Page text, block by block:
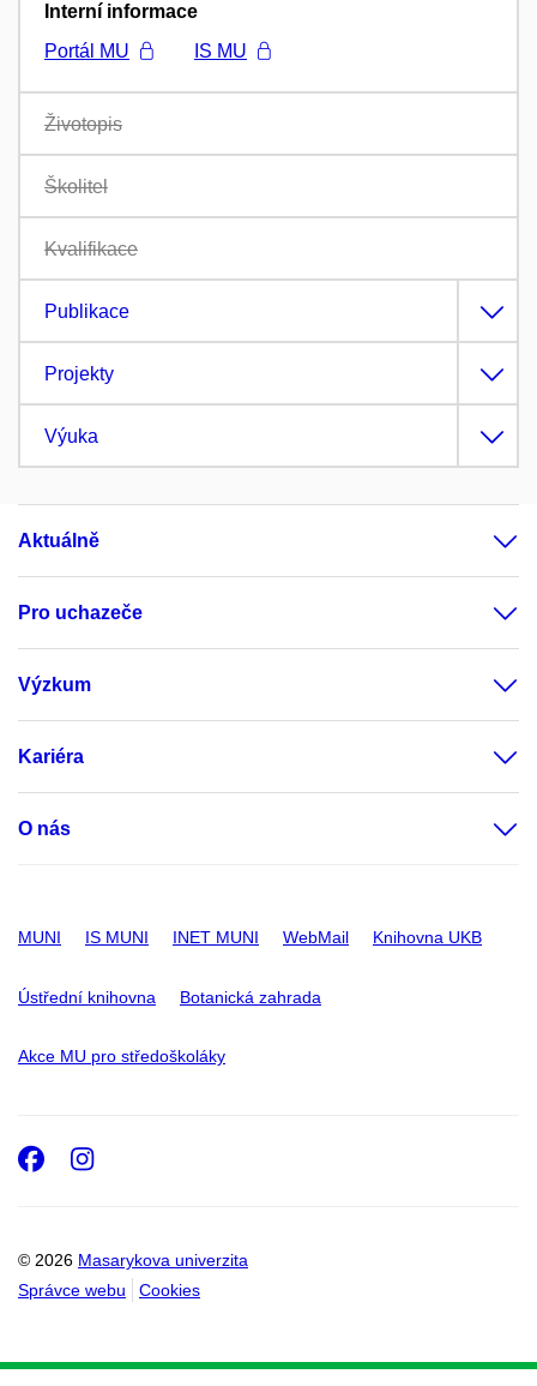
Interní informace
Portál MU
IS MU
Životopis
Školitel
Kvalifikace
Publikace
Projekty
Výuka
Aktuálně
Pro uchazeče
Výzkum
Kariéra
O nás
MUNI IS MUNI INET MUNI WebMail Knihovna UKB
Ústřední knihovna Botanická zahrada
Akce MU pro středoškoláky
© 2026 Masarykova univerzita
Správce webu
Cookies
Facebook
Instagram